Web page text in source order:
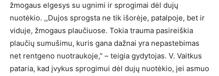
žmogaus elgesys su ugnimi ir sprogimai dėl dujų
nuotėkio. ,,Dujos sprogsta ne tik išorėje, patalpoje, bet ir
viduje, žmogaus plaučiuose. Tokia trauma pasireiškia
plaučių sumušimu, kuris gana dažnai yra nepastebimas
net rentgeno nuotraukoje,” – teigia gydytojas. V. Vaitkus
pataria, kad įvykus sprogimui dėl dujų nuotėkio, jei asmuo